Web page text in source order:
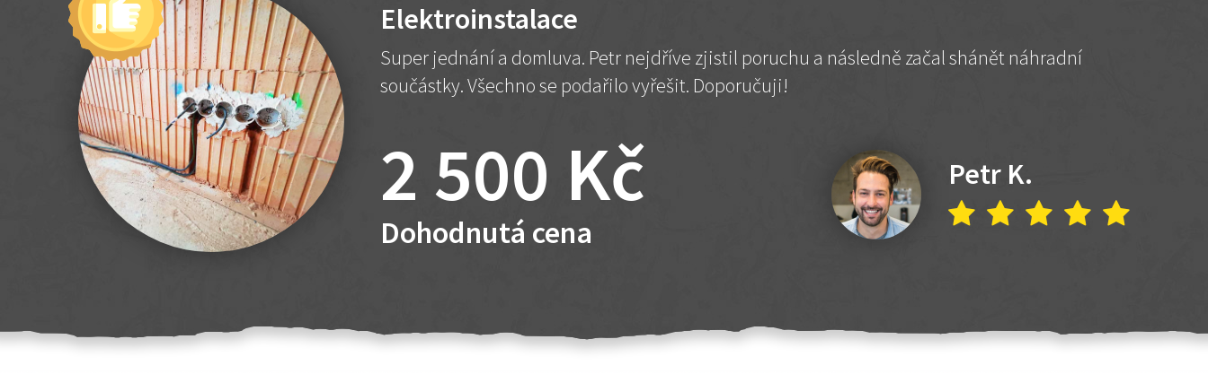
Elektroinstalace
Super jednání a domluva. Petr nejdříve zjistil poruchu a následně začal shánět náhradní
součástky. Všechno se podařilo vyřešit. Doporučuji!
2 500 Kč
Dohodnutá cena
Petr K.